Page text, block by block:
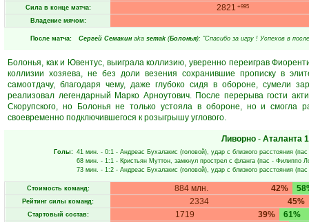
Сила в конце матча: 2821 +995
Владение мячом:
После матча: Сергей Семакин aka semak (Болонья): "Спасибо за игру ! Успехов в
Болонья, как и Ювентус, выиграла коллизию, уверенно переиграв
коллизии хозяева, не без доли везения сохранившие прописку в
самоотдачу, благодаря чему, даже глубоко сидя в обороне, сумели
реализовал легендарный Марко Арноутович. После перерыва гости
Скорупского, но Болонья не только устояла в обороне, но и смогла
своевременно подключившегося к розыгрышу углового.
Ливорно- Аталанта
Голы: 41 мин. - 0:1 - Андреас Бухалакис (головой), удар с близкого расстояния
68 мин. - 1:1 - Кристьян Муттон, замкнул прострел с фланга (пас - Филиппо
73 мин. - 1:2 - Андреас Бухалакис (головой), удар с близкого расстояния
Стоимость команд: 42%
884 млн.
Рейтинг силы команд: 45%
2334
Стартовый состав: 39%
1719 61%